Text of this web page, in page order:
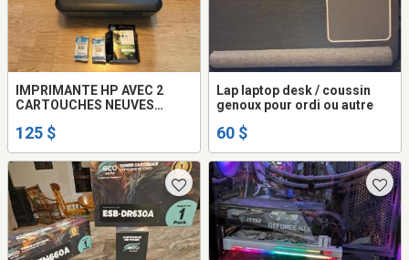
IMPRIMANTE HP AVEC 2
CARTOUCHES NEUVES
125 $
Lap laptop desk / coussin
genoux pour ordi ou autre
60 $